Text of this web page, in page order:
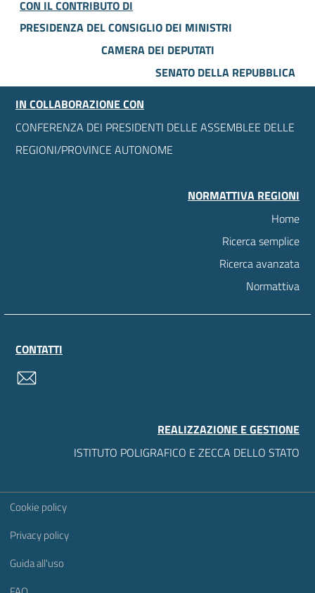
CON IL CONTRIBUTO DI
PRESIDENZA DEL CONSIGLIO DEI MINISTRI
CAMERA DEI DEPUTATI
SENATO DELLA REPUBBLICA
IN COLLABORAZIONE CON
CONFERENZA DEI PRESIDENTI DELLE ASSEMBLEE DELLE
REGIONI/PROVINCE AUTONOME
NORMATTIVA REGIONI
Home
Ricerca semplice
Ricerca avanzata
Normattiva
CONTATTI
REALIZZAZIONE E GESTIONE
ISTITUTO POLIGRAFICO E ZECCA DELLO STATO
Sezione Link Utili
Cookie policy
Privacy policy
Guida all'uso